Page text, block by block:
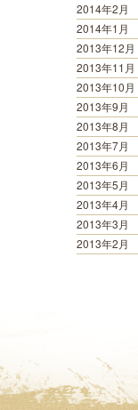
2014年2月
2014年1月
2013年12月
2013年11月
2013年10月
2013年9月
2013年8月
2013年7月
2013年6月
2013年5月
2013年4月
2013年3月
2013年2月